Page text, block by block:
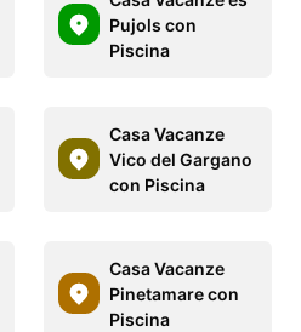
Pujols con
Piscina
Casa Vacanze
Vico del Gargano
con Piscina
Casa Vacanze
Pinetamare con
Piscina